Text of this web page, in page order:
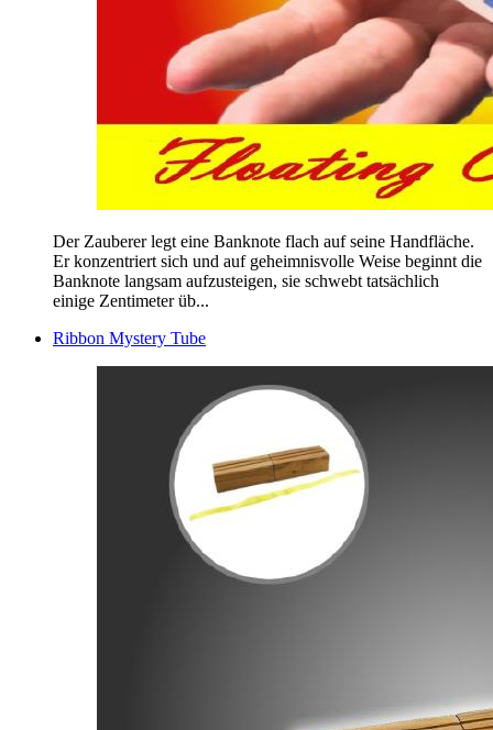
Der Zauberer legt eine Banknote flach auf seine Handfläche.
Er konzentriert sich und auf geheimnisvolle Weise beginnt die
Banknote langsam aufzusteigen, sie schwebt tatsächlich
einige Zentimeter üb...
Ribbon Mystery Tube